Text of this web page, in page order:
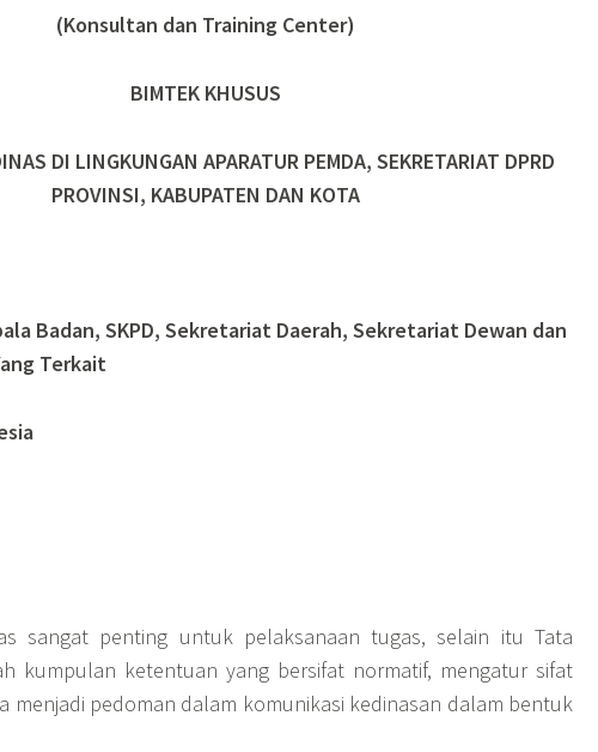
(Konsultan dan Training Center)
BIMTEK KHUSUS
DI LINGKUNGAN APARATUR PEMDA, SEKRETARIAT DPRD
PROVINSI, KABUPATEN DAN KOTA
Badan, SKPD, Sekretariat Daerah, Sekretariat Dewan dan
Terkait
sangat penting untuk pelaksanaan tugas, selain itu Tata
kumpulan ketentuan yang bersifat normatif, mengatur sifat
menjadi pedoman dalam komunikasi kedinasan dalam bentuk